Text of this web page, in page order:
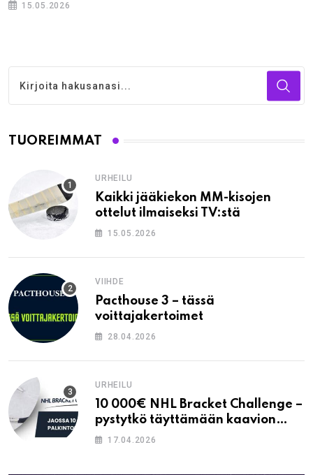
15.05.2026
TUOREIMMAT
URHEILU
Kaikki jääkiekon MM-kisojen
ottelut ilmaiseksi TV:stä
15.05.2026
VIIHDE
Pacthouse 3 – tässä
voittajakertoimet
28.04.2026
URHEILU
10 000€ NHL Bracket Challenge –
pystytkö täyttämään kaavion
oikein?
17.04.2026